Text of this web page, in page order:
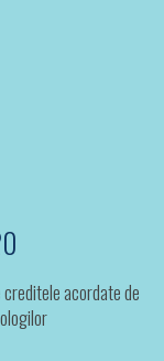
acordate de